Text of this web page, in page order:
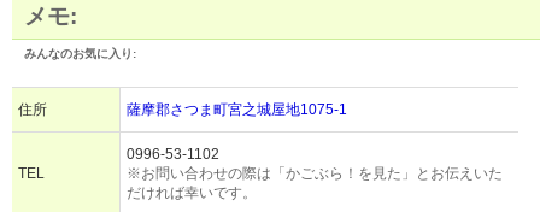
メモ:
みんなのお気に入り:
住所 薩摩郡さつま町宮之城屋地1075-1
TEL
0996-53-1102
※お問い合わせの際は「かごぶら！を見た」とお伝えいた
だければ幸いです。